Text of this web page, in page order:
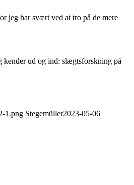
jeg har svært ved at tro på de mere
kender ud og ind: slægtsforskning på
1.png Stegemüller2023-05-06